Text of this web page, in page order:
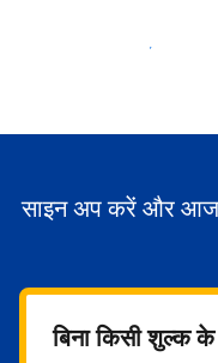
मेहमानों का स्वागत करना
साइन अप करें और आज
बिना किसी शुल्क